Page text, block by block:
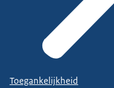
Toegankelijkheid